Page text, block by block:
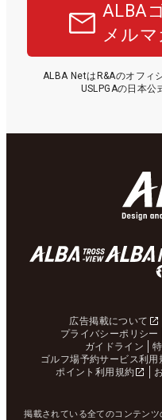
ALBA
メル
ALBA NetはR&Aのオフィ
USLPGAの日本公
広告掲載について
プライバシーポリシー
ガイドライン
ゴルフ場予約サービス利用
ポイント利用規約
掲載されている全てのコンテン